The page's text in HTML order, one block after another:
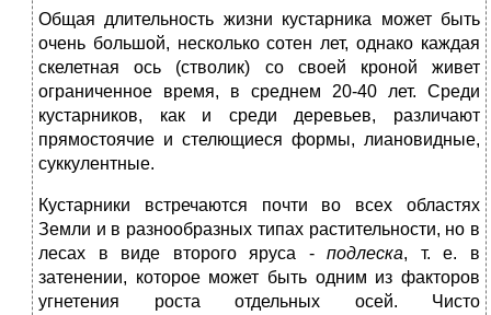
Общая длительность жизни кустарника может быть
очень большой, несколько сотен лет, однако каждая
скелетная ось (стволик) со своей кроной живет
ограниченное время, в среднем 20-40 лет. Среди
кустарников, как и среди деревьев, различают
прямостоячие и стелющиеся формы, лиановидные,
суккулентные.
Кустарники встречаются почти во всех областях
Земли и в разнообразных типах растительности, но в
лесах в виде второго яруса -подлеска, т. е. в
затенении, которое может быть одним из факторов
угнетения роста отдельных осей. Чисто